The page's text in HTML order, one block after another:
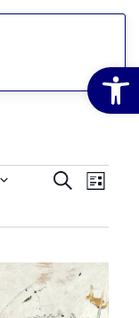
Ouvrir
de
Recherche
Liste